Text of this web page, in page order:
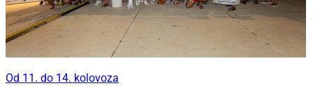
Od 11. do 14. kolovoza